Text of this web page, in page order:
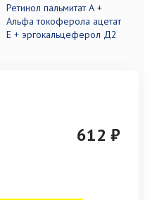
Ретинол пальмитат А +
Альфа токоферола ацетат
Е + эргокальцеферол Д2
612 ₽